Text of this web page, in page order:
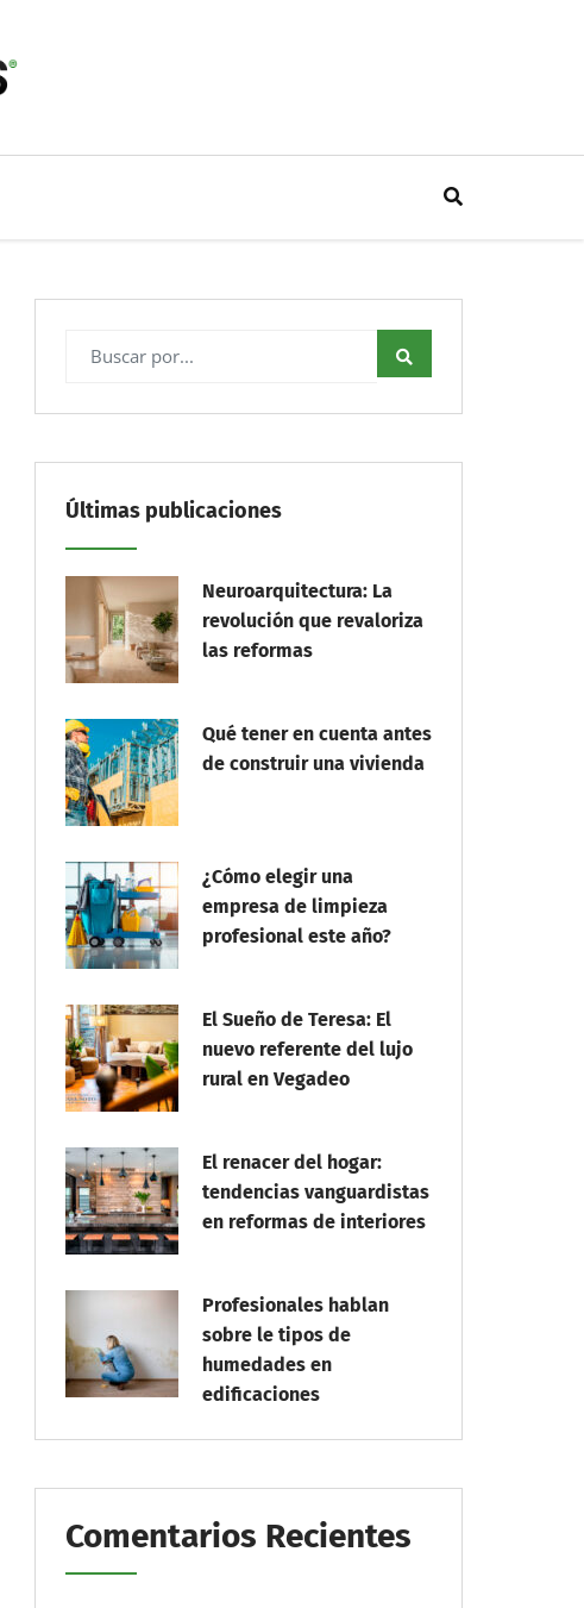
Últimas publicaciones
Neuroarquitectura: La
revolución que revaloriza
las reformas
Qué tener en cuenta antes
de construir una vivienda
¿Cómo elegir una
empresa de limpieza
profesional este año?
El Sueño de Teresa: El
nuevo referente del lujo
rural en Vegadeo
El renacer del hogar:
tendencias vanguardistas
en reformas de interiores
Profesionales hablan
sobre le tipos de
humedades en
edificaciones
Comentarios Recientes